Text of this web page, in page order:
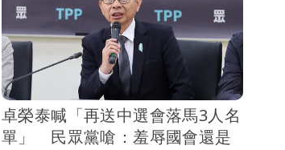
檢查。
卓榮泰喊「再送中選會落馬3人名
單」 民眾黨嗆：羞辱國會還是